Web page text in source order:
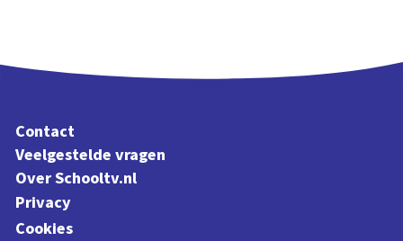
Contact
Veelgestelde vragen
Over Schooltv.nl
Privacy
Cookies